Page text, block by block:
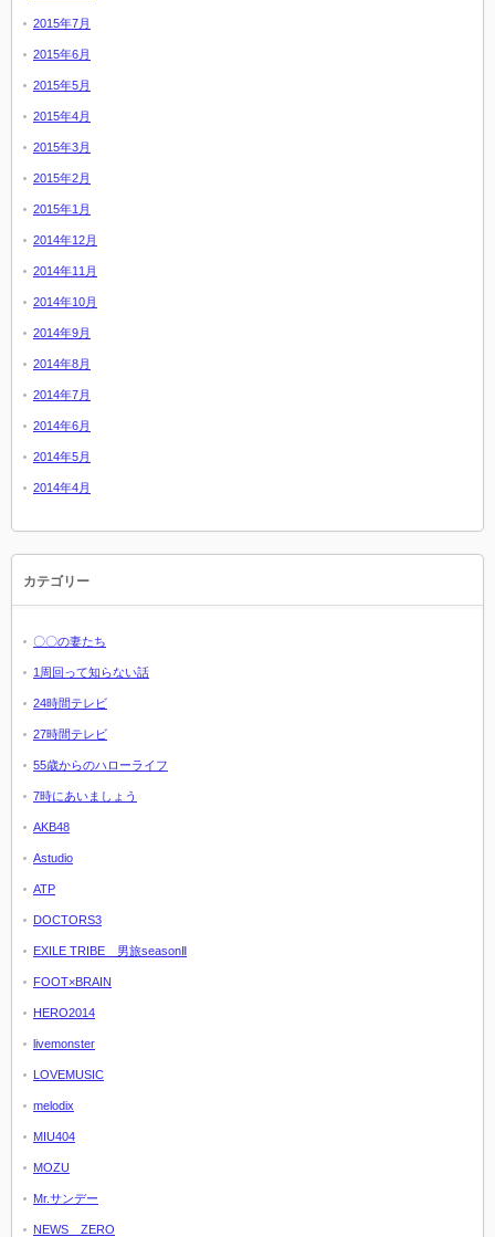
2015年7月
2015年6月
2015年5月
2015年4月
2015年3月
2015年2月
2015年1月
2014年12月
2014年11月
2014年10月
2014年9月
2014年8月
2014年7月
2014年6月
2014年5月
2014年4月
カテゴリー
〇〇の妻たち
1周回って知らない話
24時間テレビ
27時間テレビ
55歳からのハローライフ
7時にあいましょう
AKB48
Astudio
ATP
DOCTORS3
EXILE TRIBE 男旅seasonⅡ
FOOT×BRAIN
HERO2014
livemonster
LOVEMUSIC
melodix
MIU404
MOZU
Mr.サンデー
NEWS ZERO